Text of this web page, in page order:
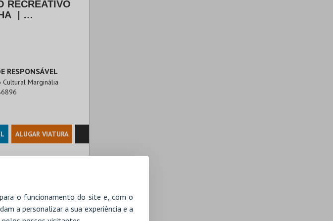
o funcionamento do site e, com o
a personalizar a sua experiência e a
RECREATIVO
RESPONSÁVEL
Cultural Marginália
ALUGAR VIATURA